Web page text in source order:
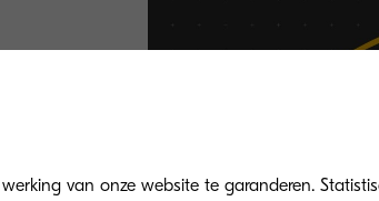
van onze website te garanderen.